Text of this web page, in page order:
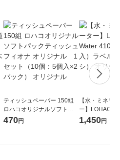
ティッシュペーパー 150組
ロハコオリジナルソフトパ
ックティッシュ フィオナ オ
470円
【水・ミネラ
ー】LOHACO
1箱（20本入
1,450円